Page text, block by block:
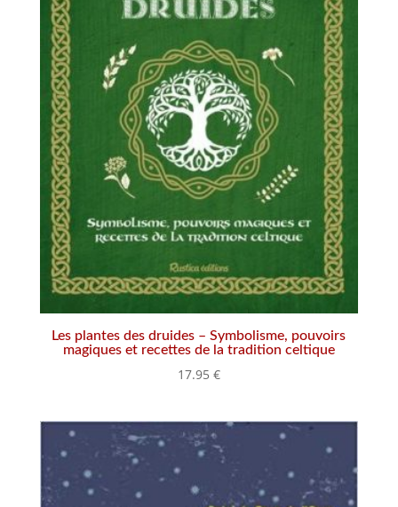
Les plantes des druides – Symbolisme, pouvoirs
magiques et recettes de la tradition celtique
17.95 €